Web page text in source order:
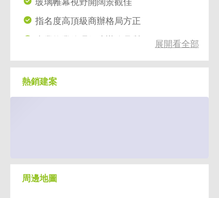
玻璃帷幕視野開闊景觀佳
指名度高頂級商辦格局方正
尊榮氣派大廳彰顯企業形象
緊鄰金融商圈商業機能完善
雙捷運交匯處通勤往來便利
展開看全部
熱銷建案
周邊地圖